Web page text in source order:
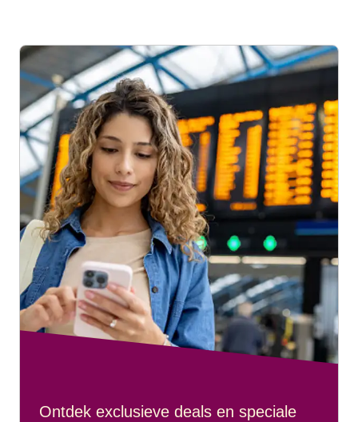
Ontdek exclusieve deals en speciale